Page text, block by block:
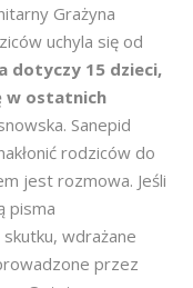
Grażyna
uchyla się od
dotyczy 15 dzieci,
w ostatnich
Sanepid
rodziców do
jest rozmowa. Jeśli
pisma
wdrażane
przez